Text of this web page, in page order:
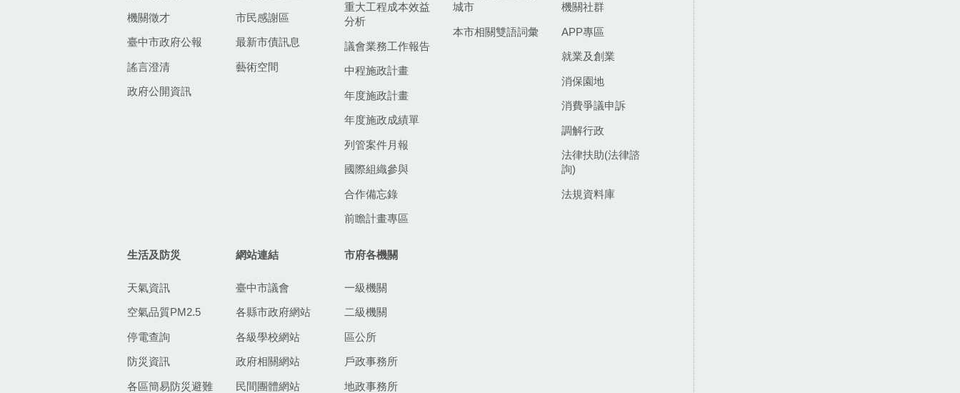
機關徵才
臺中市政府公報
謠言澄清
政府公開資訊
市民感謝區
最新市債訊息
藝術空間
重大工程成本效益
分析
議會業務工作報告
中程施政計畫
年度施政計畫
年度施政成績單
列管案件月報
國際組織參與
合作備忘錄
前瞻計畫專區
城市
本市相關雙語詞彙
機關社群
APP專區
就業及創業
消保園地
消費爭議申訴
調解行政
法律扶助(法律諮
詢)
法規資料庫
生活及防災
天氣資訊
空氣品質PM2.5
停電查詢
防災資訊
各區簡易防災避難
網站連結
臺中市議會
各縣市政府網站
各級學校網站
政府相關網站
民間團體網站
市府各機關
一級機關
二級機關
區公所
戶政事務所
地政事務所